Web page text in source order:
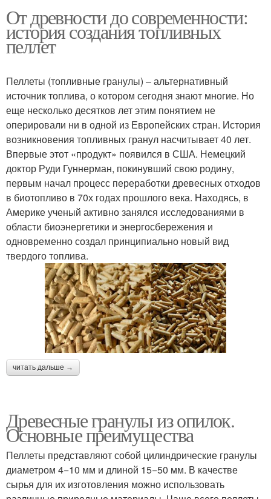
От древности до современности:
история создания топливных
пеллет
Пеллеты (топливные гранулы) – альтернативный
источник топлива, о котором сегодня знают многие. Но
еще несколько десятков лет этим понятием не
оперировали ни в одной из Европейских стран. История
возникновения топливных гранул насчитывает 40 лет.
Впервые этот «продукт» появился в США. Немецкий
доктор Руди Гуннерман, покинувший свою родину,
первым начал процесс переработки древесных отходов
в биотопливо в 70х годах прошлого века. Находясь, в
Америке ученый активно занялся исследованиями в
области биоэнергетики и энергосбережения и
одновременно создал принципиально новый вид
твердого топлива.
читать дальше →
Древесные гранулы из опилок.
Основные преимущества
Пеллеты представляют собой цилиндрические гранулы
диаметром 4−10 мм и длиной 15−50 мм. В качестве
сырья для их изготовления можно использовать